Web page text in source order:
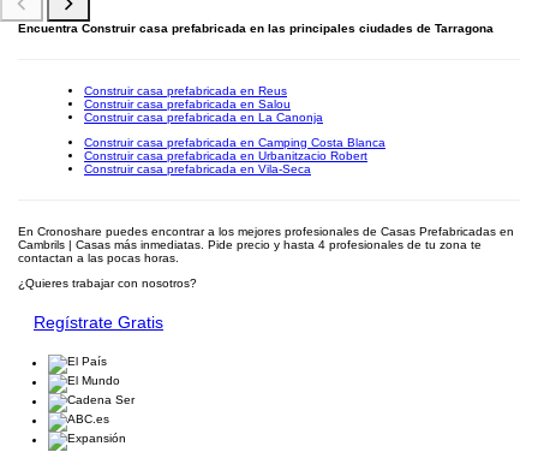
Encuentra Construir casa prefabricada en las principales ciudades de Tarragona
Construir casa prefabricada en Reus
Construir casa prefabricada en Salou
Construir casa prefabricada en La Canonja
Construir casa prefabricada en Camping Costa Blanca
Construir casa prefabricada en Urbanitzacio Robert
Construir casa prefabricada en Vila-Seca
En Cronoshare puedes encontrar a los mejores profesionales de Casas Prefabricadas en
Cambrils | Casas más inmediatas. Pide precio y hasta 4 profesionales de tu zona te
contactan a las pocas horas.
¿Quieres trabajar con nosotros?
Regístrate Gratis